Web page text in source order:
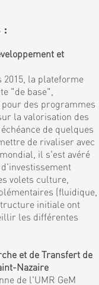
:
et
la plateforme
"de base",
des programmes
la valorisation des
de quelques
de rivaliser avec
il s'est avéré
volets culture,
(fluidique,
initiale ont
les différentes
et de Transfert de
Nazaire
de l'UMR GeM